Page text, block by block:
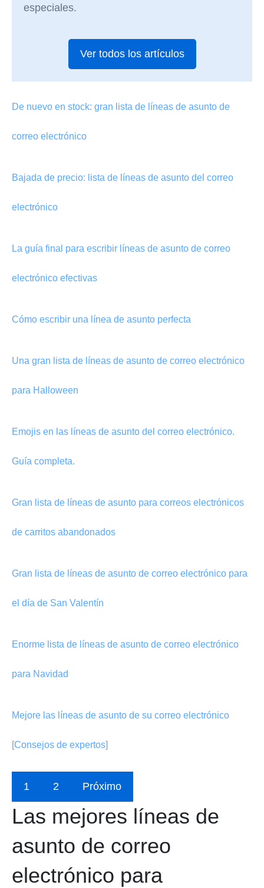
especiales.
Ver todos los artículos
De nuevo en stock: gran lista de líneas de asunto de
correo electrónico
Bajada de precio: lista de líneas de asunto del correo
electrónico
La guía final para escribir líneas de asunto de correo
electrónico efectivas
Cómo escribir una línea de asunto perfecta
Una gran lista de líneas de asunto de correo electrónico
para Halloween
Emojis en las líneas de asunto del correo electrónico.
Guía completa.
Gran lista de líneas de asunto para correos electrónicos
de carritos abandonados
Gran lista de líneas de asunto de correo electrónico para
el día de San Valentín
Enorme lista de líneas de asunto de correo electrónico
para Navidad
Mejore las líneas de asunto de su correo electrónico
[Consejos de expertos]
1 2 Próximo
Las mejores líneas de
asunto de correo
electrónico para